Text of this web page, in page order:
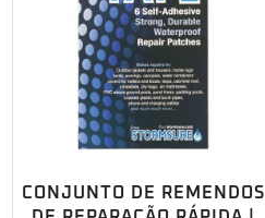
CONJUNTO DE REMENDOS